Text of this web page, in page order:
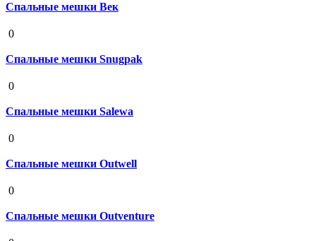
Спальные мешки Век
0
Спальные мешки Snugpak
0
Спальные мешки Salewa
0
Спальные мешки Outwell
0
Спальные мешки Outventure